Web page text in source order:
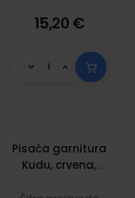
15,20 €
Pisaća garnitura
Kudu, crvena,